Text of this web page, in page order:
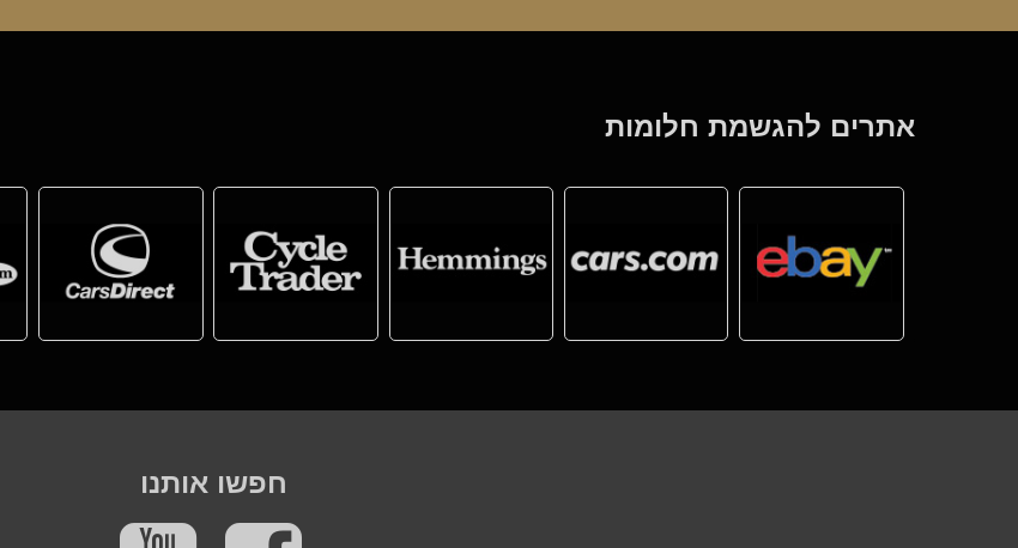
אתרים להגשמת חלומות
חפשו אותנו